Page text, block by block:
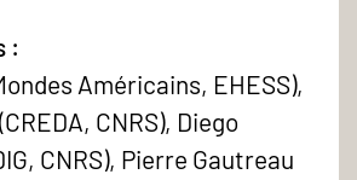
:
Américains, EHESS),
CNRS), Diego
CNRS), Pierre Gautreau